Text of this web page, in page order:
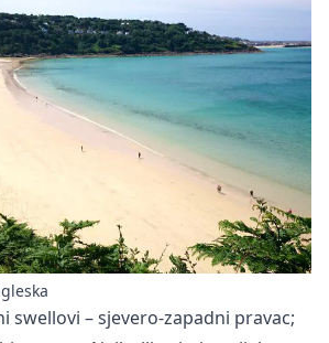
swellovi – sjevero-zapadni pravac;